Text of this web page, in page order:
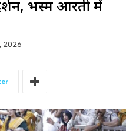
भस्म आरती में
2026